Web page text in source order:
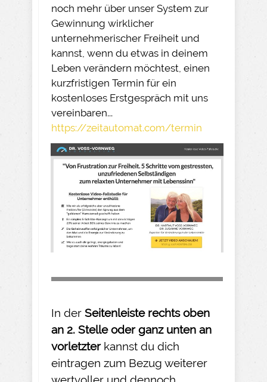
noch mehr über unser System zur
Gewinnung wirklicher
unternehmerischer Freiheit und
kannst, wenn du etwas in deinem
Leben verändern möchtest, einen
kurzfristigen Termin für ein
kostenloses Erstgespräch mit uns
vereinbaren...
https://zeitautomat.com/termin
In der Seitenleiste rechts oben
an 2. Stelle oder ganz unten an
vorletzter kannst du dich
eintragen zum Bezug weiterer